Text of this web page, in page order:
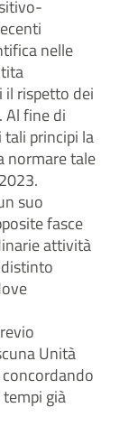
nelle
il rispetto dei
Al fine di
tali principi la
normare tale
suo
fasce
attività
Unità
già